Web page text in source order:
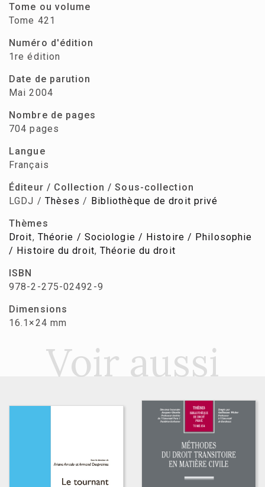
Tome ou volume
Tome 421
Numéro d'édition
1re édition
Date de parution
Mai 2004
Nombre de pages
704 pages
Langue
Français
Éditeur / Collection / Sous-collection
LGDJ / Thèses / Bibliothèque de droit privé
Thèmes
Droit, Théorie / Sociologie / Histoire / Philosophie
/ Histoire du droit,Théorie du droit
ISBN
978-2-275-02492-9
Dimensions
16.1×24 mm
Voir aussi